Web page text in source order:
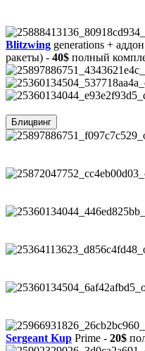
Blitzwing generations +
ракеты) - 40$ полный
Блицвинг
Sergeant Kup Prime - 20$